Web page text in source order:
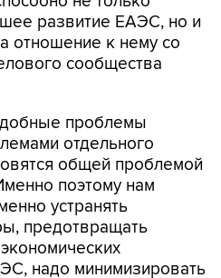
развитие ЕАЭС, но и
отношение к нему со
сообщества
проблемы
отдельного
общей проблемой
поэтому нам
устранять
предотвращать
надо минимизировать